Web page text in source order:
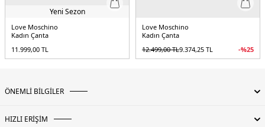
Yeni Sezon
Love Moschino
Kadın Çanta
11.999,00 TL
Love Moschino
Kadın Çanta
12.499,00TL9.374,25 TL -%25
ÖNEMLİ BİLGİLER
HIZLI ERİŞİM